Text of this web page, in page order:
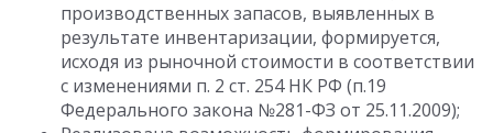
производственных запасов, выявленных в
результате инвентаризации, формируется,
исходя из рыночной стоимости в соответствии
с изменениями п. 2 ст. 254 НК РФ (п.19
Федерального закона №281-ФЗ от 25.11.2009);